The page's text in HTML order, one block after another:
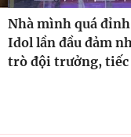
Nhà mình quá
Idol lần đầu đảm
trò đội trưởng, tiếc